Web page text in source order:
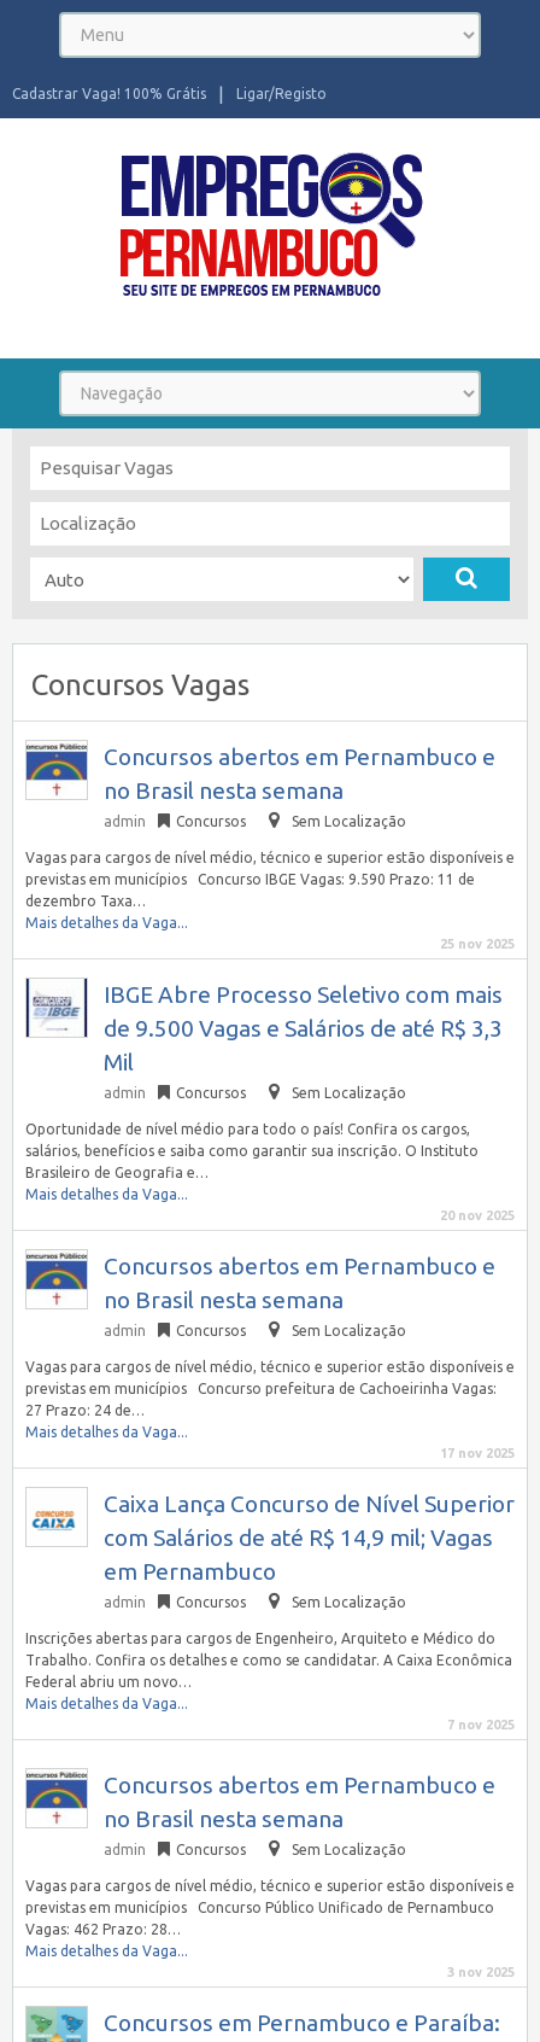
Ligar/Registo
Cadastrar Vaga! 100% Grátis
Concursos Vagas
Concursos abertos em Pernambuco e
no Brasil nesta semana
admin Concursos Sem Localização
Vagas para cargos de nível médio, técnico e superior estão disponíveis e
previstas em municípios Concurso IBGE Vagas: 9.590 Prazo: 11 de
dezembro Taxa…
Mais detalhes da Vaga...
25 nov 2025
IBGE Abre Processo Seletivo com mais
de 9.500 Vagas e Salários de até R$ 3,3
Mil
admin Concursos Sem Localização
Oportunidade de nível médio para todo o país! Confira os cargos,
salários, benefícios e saiba como garantir sua inscrição. O Instituto
Brasileiro de Geografia e…
Mais detalhes da Vaga...
20 nov 2025
Concursos abertos em Pernambuco e
no Brasil nesta semana
admin Concursos Sem Localização
Vagas para cargos de nível médio, técnico e superior estão disponíveis e
previstas em municípios Concurso prefeitura de Cachoeirinha Vagas:
27 Prazo: 24 de…
Mais detalhes da Vaga...
17 nov 2025
Caixa Lança Concurso de Nível Superior
com Salários de até R$ 14,9 mil; Vagas
em Pernambuco
admin Concursos Sem Localização
Inscrições abertas para cargos de Engenheiro, Arquiteto e Médico do
Trabalho. Confira os detalhes e como se candidatar. A Caixa Econômica
Federal abriu um novo…
Mais detalhes da Vaga...
7 nov 2025
Concursos abertos em Pernambuco e
no Brasil nesta semana
admin Concursos Sem Localização
Vagas para cargos de nível médio, técnico e superior estão disponíveis e
previstas em municípios Concurso Público Unificado de Pernambuco
Vagas: 462 Prazo: 28…
Mais detalhes da Vaga...
3 nov 2025
Concursos em Pernambuco e Paraíba: